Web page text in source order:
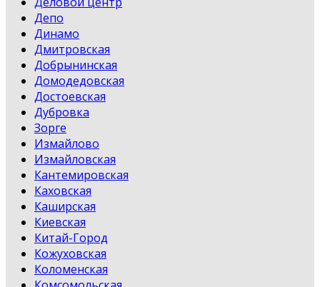
Депо
Динамо
Дмитровская
Добрынинская
Домодедовская
Достоевская
Дубровка
Зорге
Измайлово
Измайловская
Кантемировская
Каховская
Каширская
Киевская
Китай-Город
Кожуховская
Коломенская